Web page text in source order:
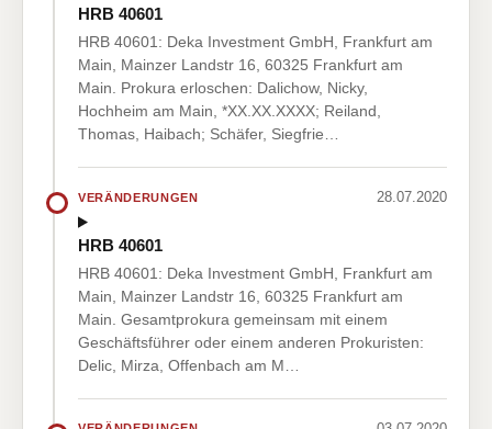
HRB 40601
HRB 40601: Deka Investment GmbH, Frankfurt am
Main, Mainzer Landstr 16, 60325 Frankfurt am
Main. Prokura erloschen: Dalichow, Nicky,
Hochheim am Main, *XX.XX.XXXX; Reiland,
Thomas, Haibach; Schäfer, Siegfrie…
VERÄNDERUNGEN 28.07.2020
HRB 40601
HRB 40601: Deka Investment GmbH, Frankfurt am
Main, Mainzer Landstr 16, 60325 Frankfurt am
Main. Gesamtprokura gemeinsam mit einem
Geschäftsführer oder einem anderen Prokuristen:
Delic, Mirza, Offenbach am M…